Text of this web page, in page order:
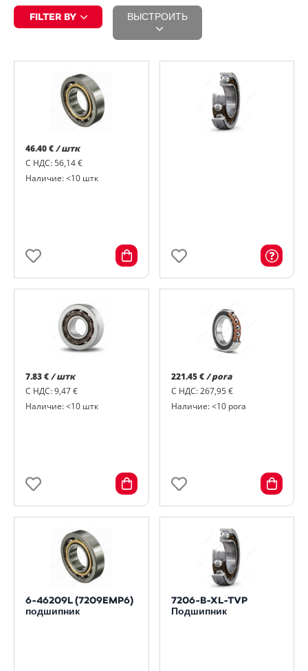
FILTER BY ВЫСТРОИТЬ
46.40 €/ штк
С НДС: 56,14 €
Наличие: <10 штк
7.83 €/ штк
С НДС: 9,47 €
Наличие: <10 штк
221.45 € / pora
С НДС: 267,95 €
Наличие: <10 pora
6-46209L (7209EMP6)
подшипник
7206-B-XL-TVP
Подшипник